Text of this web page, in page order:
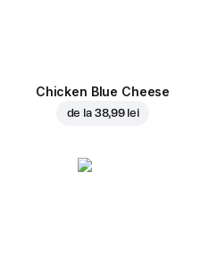
Chicken Blue Cheese
de la 38,99 lei